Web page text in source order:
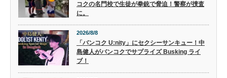
コクの名門校で生徒が拳銃で脅迫！警察が捜査
に。
2026/8/8
「バンコク U:nity」にセクシーサンキュー！中
島健人がバンコクでサプライズ Busking ライ
ブ！